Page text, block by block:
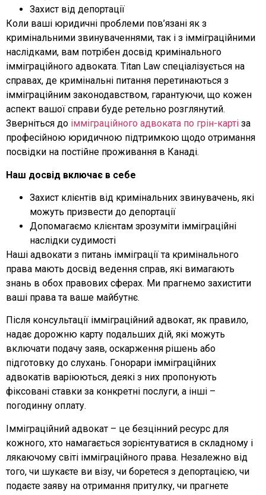
Захист від депортації
Коли ваші юридичні проблеми пов’язані як з
кримінальними звинуваченнями, так і з імміграційними
наслідками, вам потрібен досвід кримінального
імміграційного адвоката. Titan Law спеціалізується на
справах, де кримінальні питання перетинаються з
імміграційним законодавством, гарантуючи, що кожен
аспект вашої справи буде ретельно розглянутий.
Зверніться до імміграційного адвоката по грін-карті за
професійною юридичною підтримкою щодо отримання
посвідки на постійне проживання в Канаді.
Наш досвід включає в себе
Захист клієнтів від кримінальних звинувачень, які
можуть призвести до депортації
Допомагаємо клієнтам зрозуміти імміграційні
наслідки судимості
Наші адвокати з питань імміграції та кримінального
права мають досвід ведення справ, які вимагають
знань в обох правових сферах. Ми прагнемо захистити
ваші права та ваше майбутнє.
Після консультації імміграційний адвокат, як правило,
надає дорожню карту подальших дій, які можуть
включати подачу заяв, оскарження рішень або
підготовку до слухань. Гонорари імміграційних
адвокатів варіюються, деякі з них пропонують
фіксовані ставки за конкретні послуги, а інші –
погодинну оплату.
Імміграційний адвокат – це безцінний ресурс для
кожного, хто намагається зорієнтуватися в складному і
лякаючому світі імміграційного права. Незалежно від
того, чи шукаєте ви візу, чи боретеся з депортацією, чи
подаєте заяву на отримання притулку, чи прагнете